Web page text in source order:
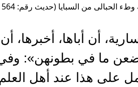
الحبالى من السبايا (حديث رقم: 1564 )
أن أباها، أخبرها،
ما في بطونهن»:
هذا عند أهل العلم